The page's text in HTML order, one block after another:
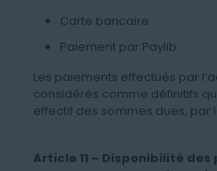
Carte bancaire
Paiement par Paylib
Les paiements effectués par
considérés comme définitifs
effectif des sommes dues, par
Article 11 – Disponibilité des